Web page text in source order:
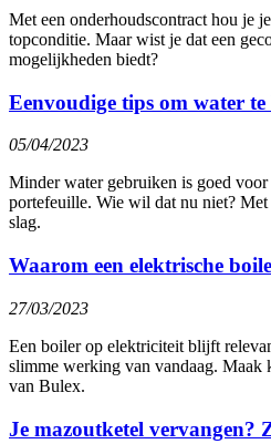
Met een onderhoudscontract hou je
topconditie. Maar wist je dat een
mogelijkheden biedt?
Eenvoudige tips om water te
05/04/2023
Minder water gebruiken is goed
portefeuille. Wie wil dat nu niet? Met
slag.
Waarom een elektrische
27/03/2023
Een boiler op elektriciteit blijft
slimme werking van vandaag. Maak
van Bulex.
Je mazoutketel vervangen?